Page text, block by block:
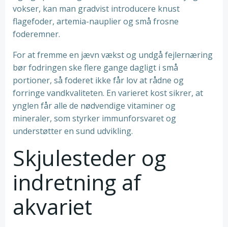
vokser, kan man gradvist introducere knust
flagefoder, artemia-nauplier og små frosne
foderemner.
For at fremme en jævn vækst og undgå fejlernæring
bør fodringen ske flere gange dagligt i små
portioner, så foderet ikke får lov at rådne og
forringe vandkvaliteten. En varieret kost sikrer, at
ynglen får alle de nødvendige vitaminer og
mineraler, som styrker immunforsvaret og
understøtter en sund udvikling.
Skjulesteder og
indretning af
akvariet